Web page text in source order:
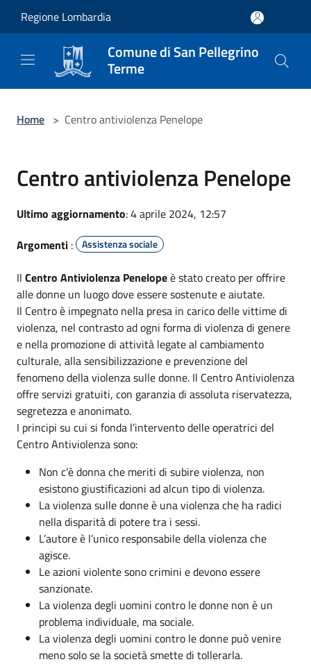
Regione Lombardia
Comune di San Pellegrino
Terme
Home > Centro antiviolenza Penelope
Centro antiviolenza Penelope
Ultimo aggiornamento: 4 aprile 2024, 12:57
Argomenti : Assistenza sociale
Il Centro Antiviolenza Penelopeè stato creato per offrire
alle donne un luogo dove essere sostenute e aiutate.
Il Centro è impegnato nella presa in carico delle vittime di
violenza, nel contrasto ad ogni forma di violenza di genere
e nella promozione di attività legate al cambiamento
culturale, alla sensibilizzazione e prevenzione del
fenomeno della violenza sulle donne. Il Centro Antiviolenza
offre servizi gratuiti, con garanzia di assoluta riservatezza,
segretezza e anonimato.
I principi su cui si fonda l’intervento delle operatrici del
Centro Antiviolenza sono:
Non c’è donna che meriti di subire violenza, non
esistono giustificazioni ad alcun tipo di violenza.
La violenza sulle donne è una violenza che ha radici
nella disparità di potere tra i sessi.
L’autore è l’unico responsabile della violenza che
agisce.
Le azioni violente sono crimini e devono essere
sanzionate.
La violenza degli uomini contro le donne non è un
problema individuale, ma sociale.
La violenza degli uomini contro le donne può venire
meno solo se la società smette di tollerarla.